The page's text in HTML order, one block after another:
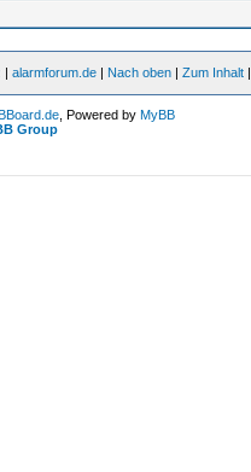
|alarmforum.de | Nach oben |Zum Inhalt
, Powered byMyBB
Group